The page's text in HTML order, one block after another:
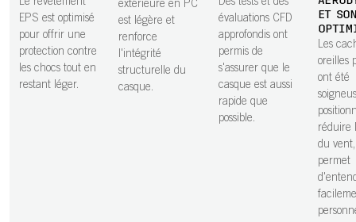
Le revêtement
EPS est optimisé
pour offrir une
protection contre
les chocs tout en
restant léger.
extérieure en PC
est légère et
renforce
l'intégrité
structurelle du
casque.
Des tests et des
évaluations CFD
approfondis ont
permis de
s'assurer que le
casque est aussi
rapide que
possible.
ET
Les
oreilles
ont été
réduire
du
permet